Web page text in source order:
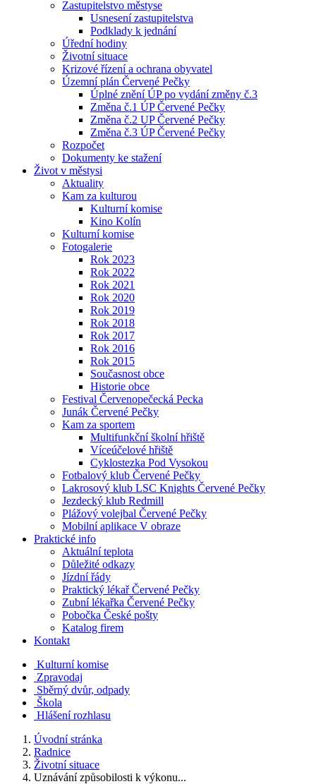
Zastupitelstvo městyse
Usnesení zastupitelstva
Podklady k jednání
Úřední hodiny
Životní situace
Krizové řízení a ochrana obyvatel
Územní plán Červené Pečky
Úplné znění ÚP po vydání změny č.3
Změna č.1 ÚP Červené Pečky
Změna č.2 UP Červené Pečky
Změna č.3 ÚP Červené Pečky
Rozpočet
Dokumenty ke stažení
Život v městysi
Aktuality
Kam za kulturou
Kulturní komise
Kino Kolín
Kulturní komise
Fotogalerie
Rok 2023
Rok 2022
Rok 2021
Rok 2020
Rok 2019
Rok 2018
Rok 2017
Rok 2016
Rok 2015
Současnost obce
Historie obce
Festival Červenopečecká Pecka
Junák Červené Pečky
Kam za sportem
Multifunkční školní hřiště
Víceúčelové hřiště
Cyklostezka Pod Vysokou
Fotbalový klub Červené Pečky
Lakrosový klub LSC Knights Červené Pečky
Jezdecký klub Redmill
Plážový volejbal Červené Pečky
Mobilní aplikace V obraze
Praktické info
Aktuální teplota
Důležité odkazy
Jízdní řády
Praktický lékař Červené Pečky
Zubní lékařka Červené Pečky
Pobočka České pošty
Katalog firem
Kontakt
Kulturní komise
Zpravodaj
Sběrný dvůr, odpady
Škola
Hlášení rozhlasu
Úvodní stránka
Radnice
Životní situace
Uznávání způsobilosti k výkonu...